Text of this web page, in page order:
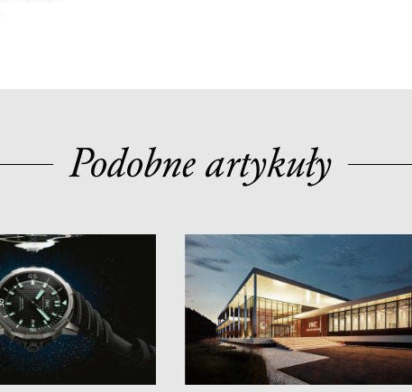
Podobne artykuły